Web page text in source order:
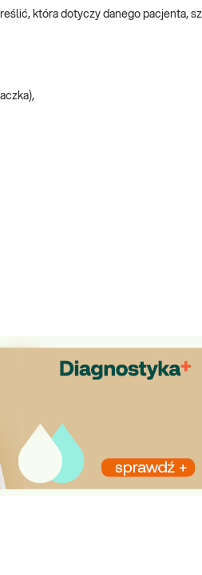
która dotyczy danego pacjenta,